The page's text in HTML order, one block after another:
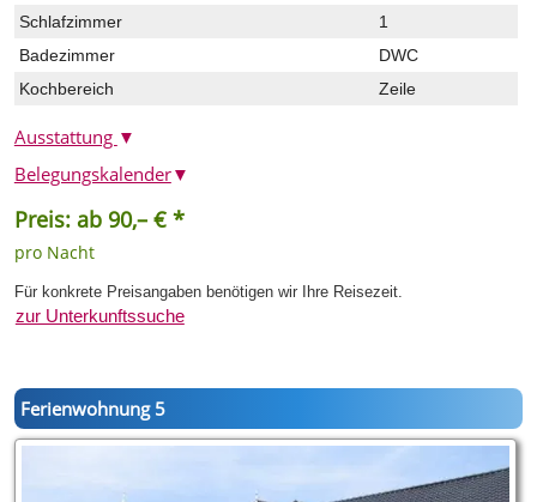
Schlafzimmer
1
Badezimmer
DWC
Kochbereich
Zeile
Ausstattung ▼
Preis: ab 90,– € *
pro Nacht
Für konkrete Preisangaben benötigen wir Ihre Reisezeit.
zur Unterkunftssuche
Belegungskalender▼
Ferienwohnung 5